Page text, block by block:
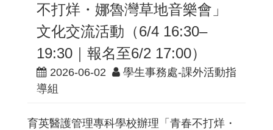
不打烊・娜魯灣草地音樂會」
文化交流活動（6/4 16:30–
19:30｜報名至6/2 17:00）
2026-06-02
學生事務處-課外活動指
導組
育英醫護管理專科學校辦理「青春不打烊・